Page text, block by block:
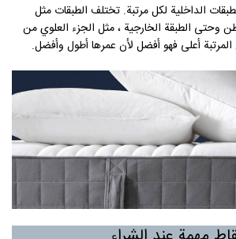
الداخلية لكل مرتبة. تختلف الطبقات مثل
وحتى الطبقة الخارجية ، مثل الجزء العلوي من
المرتبة أعلى فهو أفضل لأن عمرها أطول وأفضل.